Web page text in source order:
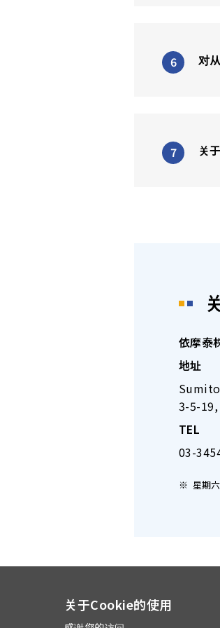
对
关
依摩泰
地址
3-5-
TEL
03-
星期
关于Cookie的使用